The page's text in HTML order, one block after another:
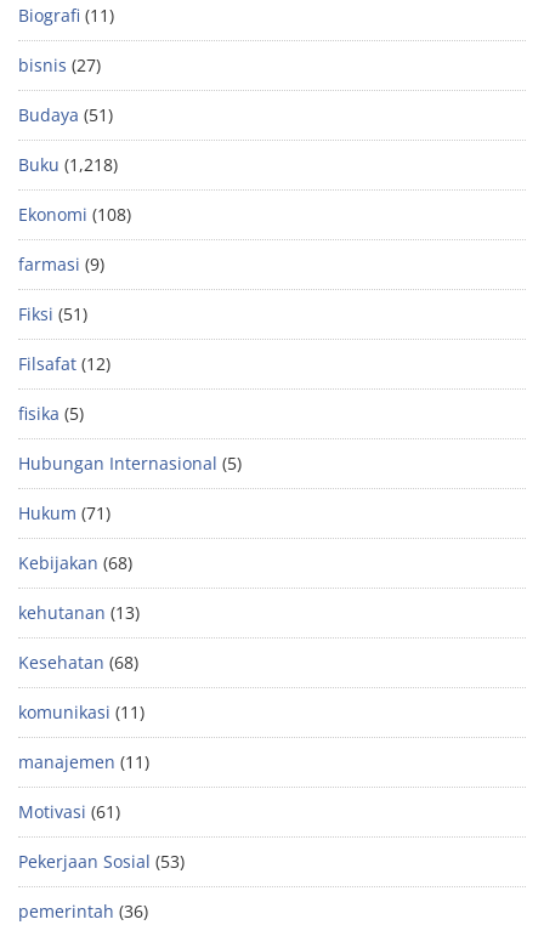
Biografi (11)
bisnis (27)
Budaya (51)
Buku (1,218)
Ekonomi (108)
farmasi (9)
Fiksi (51)
Filsafat (12)
fisika (5)
Hubungan Internasional (5)
Hukum (71)
Kebijakan (68)
kehutanan (13)
Kesehatan (68)
komunikasi (11)
manajemen (11)
Motivasi (61)
Pekerjaan Sosial (53)
pemerintah (36)